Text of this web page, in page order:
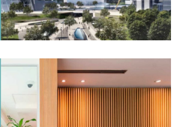
Air France / KLM